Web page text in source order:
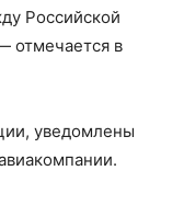
Российской
отмечается в
уведомлены